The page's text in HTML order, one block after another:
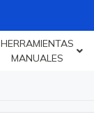
HERRAMIENTAS
MANUALES